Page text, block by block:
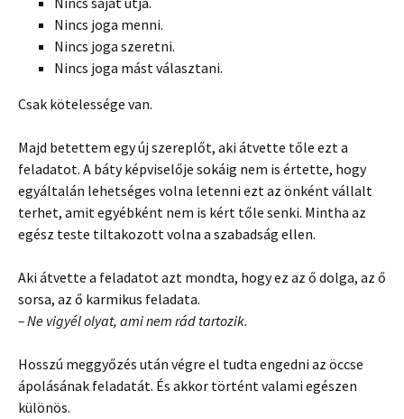
Nincs joga menni.
Nincs joga szeretni.
Nincs joga mást választani.
Csak kötelessége van.
Majd betettem egy új szereplőt, aki átvette tőle ezt a
feladatot. A báty képviselője sokáig nem is értette, hogy
egyáltalán lehetséges volna letenni ezt az önként vállalt
terhet, amit egyébként nem is kért tőle senki. Mintha az
egész teste tiltakozott volna a szabadság ellen.
Aki átvette a feladatot azt mondta, hogy ez az ő dolga, az ő
sorsa, az ő karmikus feladata.
– Ne vigyél olyat, ami nem rád tartozik.
Hosszú meggyőzés után végre el tudta engedni az öccse
ápolásának feladatát. És akkor történt valami egészen
különös.